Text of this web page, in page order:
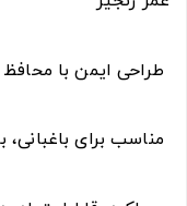
طراحی ایمن با
مناسب برای